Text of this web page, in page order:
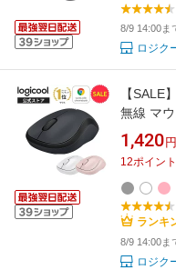
8/9 14:00ま
ロジク
【SALE
無線 マ
windows
1,420 円
12ポイント
ランキ
8/9 14:00ま
ロジク